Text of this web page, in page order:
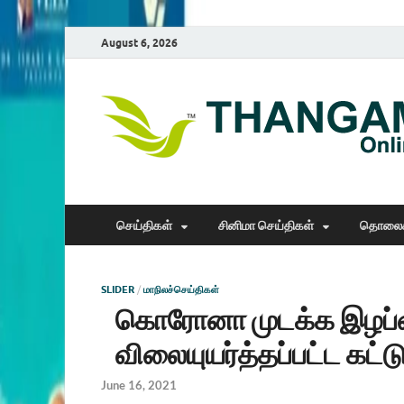
August 6, 2026
செய்திகள் சினிமா செய்திகள்
SLIDER / மாநிலச்செய்திகள்
கொரோனா முடக்க
விலையுயர்த்தப்பட்ட
June 16, 2021